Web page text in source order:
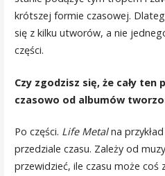
krótszej formie czasowej.
się z kilku utworów, a nie
części.
Czy zgodzisz się, że cały ten
czasowo od albumów
Po części. Life Metalna
przedziale czasu. Zależy od
przewidzieć, ile czasu może coś